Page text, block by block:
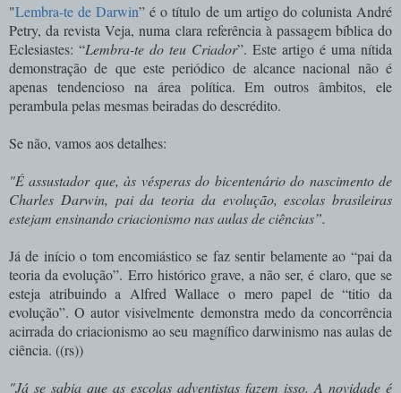
"Lembra-te de Darwin” é o título de um artigo do colunista André
Petry, da revista Veja, numa clara referência à passagem bíblica do
Eclesiastes: “Lembra-te do teu Criador”. Este artigo é uma nítida
demonstração de que este periódico de alcance nacional não é
apenas tendencioso na área política. Em outros âmbitos, ele
perambula pelas mesmas beiradas do descrédito.
Se não, vamos aos detalhes:
"É assustador que, às vésperas do bicentenário do nascimento de
Charles Darwin, pai da teoria da evolução, escolas brasileiras
estejam ensinando criacionismo nas aulas de ciências”.
Já de início o tom encomiástico se faz sentir belamente ao “pai da
teoria da evolução”. Erro histórico grave, a não ser, é claro, que se
esteja atribuindo a Alfred Wallace o mero papel de “titio da
evolução”. O autor visivelmente demonstra medo da concorrência
acirrada do criacionismo ao seu magnífico darwinismo nas aulas de
ciência. ((rs))
"Já se sabia que as escolas adventistas fazem isso. A novidade é